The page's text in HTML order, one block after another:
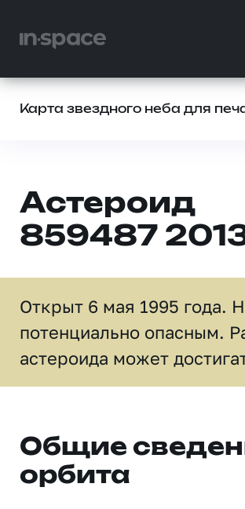
Карта звездного неба для
Астероид
859487
Открыт 6 мая 1995 года.
потенциально опасным.
астероида может
Общие
орбита